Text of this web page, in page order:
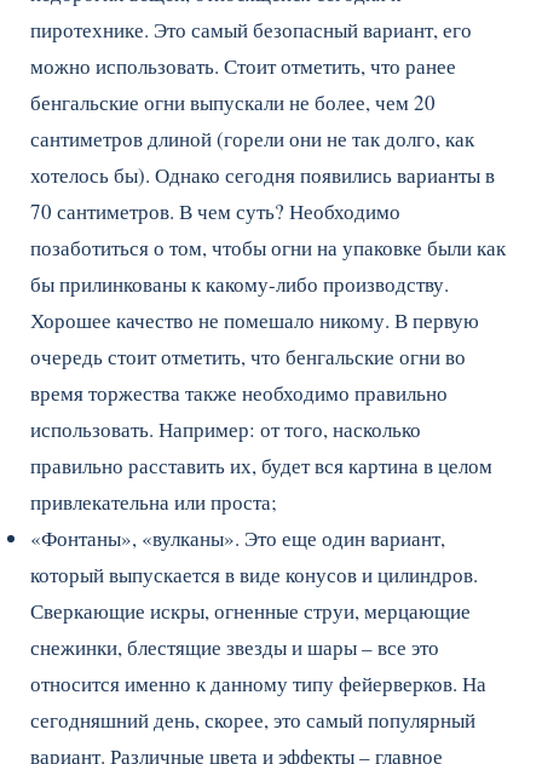
пиротехнике. Это самый безопасный вариант, его
можно использовать. Стоит отметить, что ранее
бенгальские огни выпускали не более, чем 20
сантиметров длиной (горели они не так долго, как
хотелось бы). Однако сегодня появились варианты в
70 сантиметров. В чем суть? Необходимо
позаботиться о том, чтобы огни на упаковке были как
бы прилинкованы к какому-либо производству.
Хорошее качество не помешало никому. В первую
очередь стоит отметить, что бенгальские огни во
время торжества также необходимо правильно
использовать. Например: от того, насколько
правильно расставить их, будет вся картина в целом
привлекательна или проста;
«Фонтаны», «вулканы». Это еще один вариант,
который выпускается в виде конусов и цилиндров.
Сверкающие искры, огненные струи, мерцающие
снежинки, блестящие звезды и шары – все это
относится именно к данному типу фейерверков. На
сегодняшний день, скорее, это самый популярный
вариант. Различные цвета и эффекты – главное